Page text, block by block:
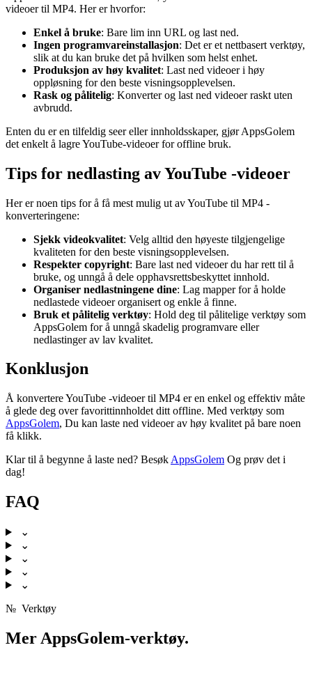
videoer til MP4. Her er hvorfor:
Enkel å bruke: Bare lim inn URL og last ned.
Ingen programvareinstallasjon: Det er et nettbasert verktøy,
slik at du kan bruke det på hvilken som helst enhet.
Produksjon av høy kvalitet: Last ned videoer i høy
oppløsning for den beste visningsopplevelsen.
Rask og pålitelig: Konverter og last ned videoer raskt uten
avbrudd.
Enten du er en tilfeldig seer eller innholdsskaper, gjør AppsGolem
det enkelt å lagre YouTube-videoer for offline bruk.
Tips for nedlasting av YouTube -videoer
Her er noen tips for å få mest mulig ut av YouTube til MP4 -
konverteringene:
Sjekk videokvalitet: Velg alltid den høyeste tilgjengelige
kvaliteten for den beste visningsopplevelsen.
Respekter copyright: Bare last ned videoer du har rett til å
bruke, og unngå å dele opphavsrettsbeskyttet innhold.
Organiser nedlastningene dine: Lag mapper for å holde
nedlastede videoer organisert og enkle å finne.
Bruk et pålitelig verktøy: Hold deg til pålitelige verktøy som
AppsGolem for å unngå skadelig programvare eller
nedlastinger av lav kvalitet.
Konklusjon
Å konvertere YouTube -videoer til MP4 er en enkel og effektiv måte
å glede deg over favorittinnholdet ditt offline. Med verktøy som
AppsGolem, Du kan laste ned videoer av høy kvalitet på bare noen
få klikk.
Klar til å begynne å laste ned? Besøk AppsGolem Og prøv det i
dag!
FAQ
⌄
⌄
⌄
⌄
⌄
№ Verktøy
Mer AppsGolem-verktøy.